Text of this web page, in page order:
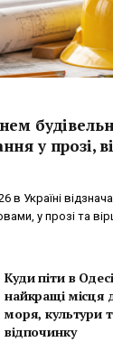
у прозі,
в Україні
у прозі та
Куди піти в
найкращі місця
моря, культури
відпочинку